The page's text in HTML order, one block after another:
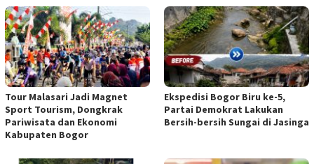
Tour Malasari Jadi Magnet
Sport Tourism, Dongkrak
Pariwisata dan Ekonomi
Kabupaten Bogor
Ekspedisi Bogor Biru ke-5,
Partai Demokrat Lakukan
Bersih-bersih Sungai di Jasinga